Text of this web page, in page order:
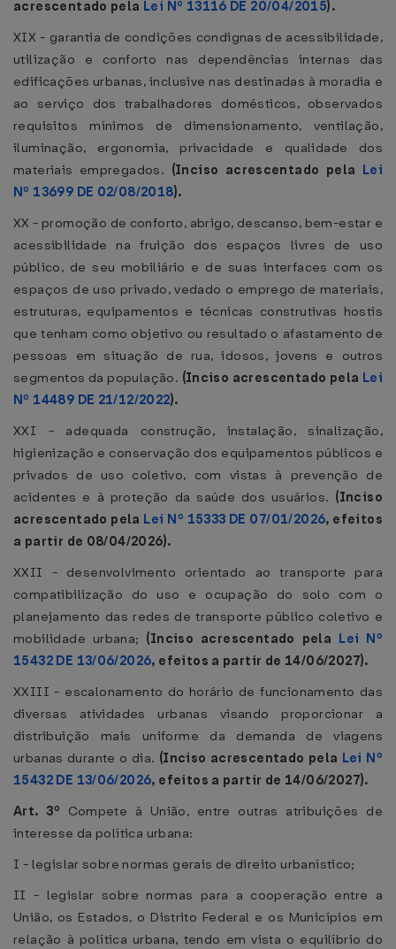
acrescentado pela Lei Nº 13116 DE 20/04/2015).
XIX - garantia de condições condignas de acessibilidade,
utilização e conforto nas dependências internas das
edificações urbanas, inclusive nas destinadas à moradia e
ao serviço dos trabalhadores domésticos, observados
requisitos mínimos de dimensionamento, ventilação,
iluminação, ergonomia, privacidade e qualidade dos
materiais empregados. (Inciso acrescentado pela Lei
Nº 13699 DE 02/08/2018).
XX - promoção de conforto, abrigo, descanso, bem-estar e
acessibilidade na fruição dos espaços livres de uso
público, de seu mobiliário e de suas interfaces com os
espaços de uso privado, vedado o emprego de materiais,
estruturas, equipamentos e técnicas construtivas hostis
que tenham como objetivo ou resultado o afastamento de
pessoas em situação de rua, idosos, jovens e outros
segmentos da população. (Inciso acrescentado pela Lei
Nº 14489 DE 21/12/2022).
XXI - adequada construção, instalação, sinalização,
higienização e conservação dos equipamentos públicos e
privados de uso coletivo, com vistas à prevenção de
acidentes e à proteção da saúde dos usuários. (Inciso
acrescentado pela Lei Nº 15333 DE 07/01/2026, efeitos
a partir de 08/04/2026).
XXII - desenvolvimento orientado ao transporte para
compatibilização do uso e ocupação do solo com o
planejamento das redes de transporte público coletivo e
mobilidade urbana; (Inciso acrescentado pela Lei Nº
15432 DE 13/06/2026, efeitos a partir de 14/06/2027).
XXIII - escalonamento do horário de funcionamento das
diversas atividades urbanas visando proporcionar a
distribuição mais uniforme da demanda de viagens
urbanas durante o dia. (Inciso acrescentado pela Lei Nº
15432 DE 13/06/2026, efeitos a partir de 14/06/2027).
Art. 3º Compete à União, entre outras atribuições de
interesse da política urbana:
I - legislar sobre normas gerais de direito urbanístico;
II - legislar sobre normas para a cooperação entre a
União, os Estados, o Distrito Federal e os Municípios em
relação à política urbana, tendo em vista o equilíbrio do